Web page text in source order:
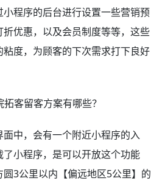
程序的后台进行设置一些营销预
优惠，以及会员制度等等，这些
度，为顾客的下次需求打下良好
中，会有一个附近小程序的入
小程序，是可以开放这个功能
3公里以内【偏远地区5公里】的